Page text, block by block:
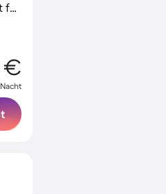
Ferienhaus mit Garten, Grill und Terrasse | Perfekt für die Arbeit von Zuhause
€